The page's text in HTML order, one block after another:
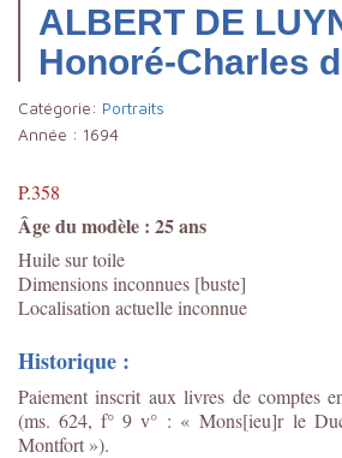
ALBERT DE
Honoré-Charles
Catégorie: Portraits
Année : 1694
P.358
Âge du modèle : 25 ans
Huile sur toile
Dimensions inconnues [buste]
Localisation actuelle inconnue
Historique :
Paiement inscrit aux livres de comptes
(ms. 624, f° 9 v° : « Mons[ieu]r le
Montfort »).